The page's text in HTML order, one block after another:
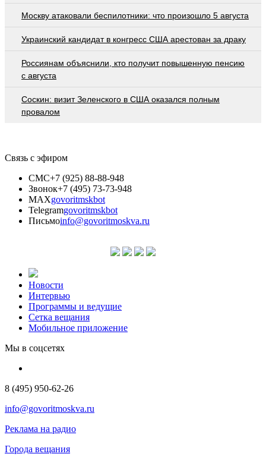
Москву атаковали беспилотники: что произошло 5 августа
Украинский кандидат в конгресс США арестован за драку
Россиянам объяснили, кто получит повышенную пенсию
с августа
Соскин: визит Зеленского в США оказался полным
провалом
Связь с эфиром
СМС+7 (925) 88-88-948
Звонок+7 (495) 73-73-948
MAXgovoritmskbot
Telegramgovoritmskbot
Письмоinfo@govoritmoskva.ru
Новости
Интервью
Программы и ведущие
Сетка вещания
Мобильное приложение
Мы в соцсетях
8 (495) 950-62-26
info@govoritmoskva.ru
Реклама на радио
Города вещания